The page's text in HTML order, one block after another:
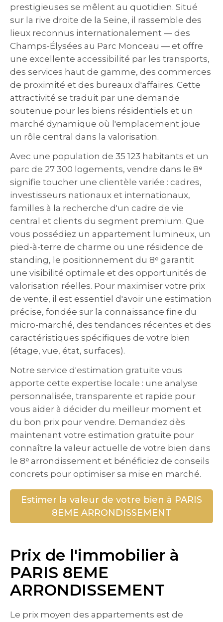
prestigieuses se mêlent au quotidien. Situé
sur la rive droite de la Seine, il rassemble des
lieux reconnus internationalement — des
Champs-Élysées au Parc Monceau — et offre
une excellente accessibilité par les transports,
des services haut de gamme, des commerces
de proximité et des bureaux d'affaires. Cette
attractivité se traduit par une demande
soutenue pour les biens résidentiels et un
marché dynamique où l'emplacement joue
un rôle central dans la valorisation.
Avec une population de 35 123 habitants et un
parc de 27 300 logements, vendre dans le 8ᵉ
signifie toucher une clientèle variée : cadres,
investisseurs nationaux et internationaux,
familles à la recherche d'un cadre de vie
central et clients du segment premium. Que
vous possédiez un appartement lumineux, un
pied-à-terre de charme ou une résidence de
standing, le positionnement du 8ᵉ garantit
une visibilité optimale et des opportunités de
valorisation réelles. Pour maximiser votre prix
de vente, il est essentiel d'avoir une estimation
précise, fondée sur la connaissance fine du
micro-marché, des tendances récentes et des
caractéristiques spécifiques de votre bien
(étage, vue, état, surfaces).
Notre service d'estimation gratuite vous
apporte cette expertise locale : une analyse
personnalisée, transparente et rapide pour
vous aider à décider du meilleur moment et
du bon prix pour vendre. Demandez dès
maintenant votre estimation gratuite pour
connaître la valeur actuelle de votre bien dans
le 8ᵉ arrondissement et bénéficiez de conseils
concrets pour optimiser sa mise en marché.
Estimer la valeur de votre bien à PARIS
8EME ARRONDISSEMENT
Prix de l'immobilier à
PARIS 8EME
ARRONDISSEMENT
Le prix moyen des appartements est de